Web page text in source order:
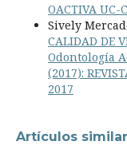
OACTIVA UC-
Sively
CALIDAD DE
Odontología
(2017):
2017
Artículos